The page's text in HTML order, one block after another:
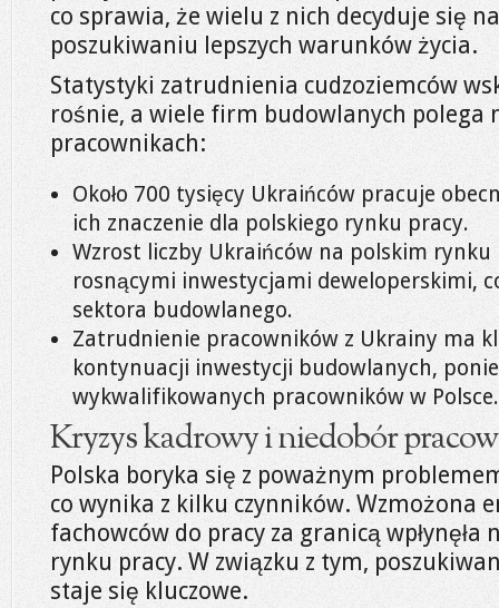
co sprawia, że wielu z nich decyduje się
poszukiwaniu lepszych warunków życia.
Statystyki zatrudnienia cudzoziemców
rośnie, a wiele firm budowlanych polega
pracownikach:
Około 700 tysięcy Ukraińców pracuje
ich znaczenie dla polskiego rynku pracy.
Wzrost liczby Ukraińców na polskim rynku
rosnącymi inwestycjami deweloperskimi,
sektora budowlanego.
Zatrudnienie pracowników z Ukrainy ma
kontynuacji inwestycji budowlanych,
wykwalifikowanych pracowników w Polsce.
Kryzys kadrowy i niedobór
Polska boryka się z poważnym
co wynika z kilku czynników. Wzmożona
fachowców do pracy za granicą
rynku pracy. W związku z tym,
staje się kluczowe.